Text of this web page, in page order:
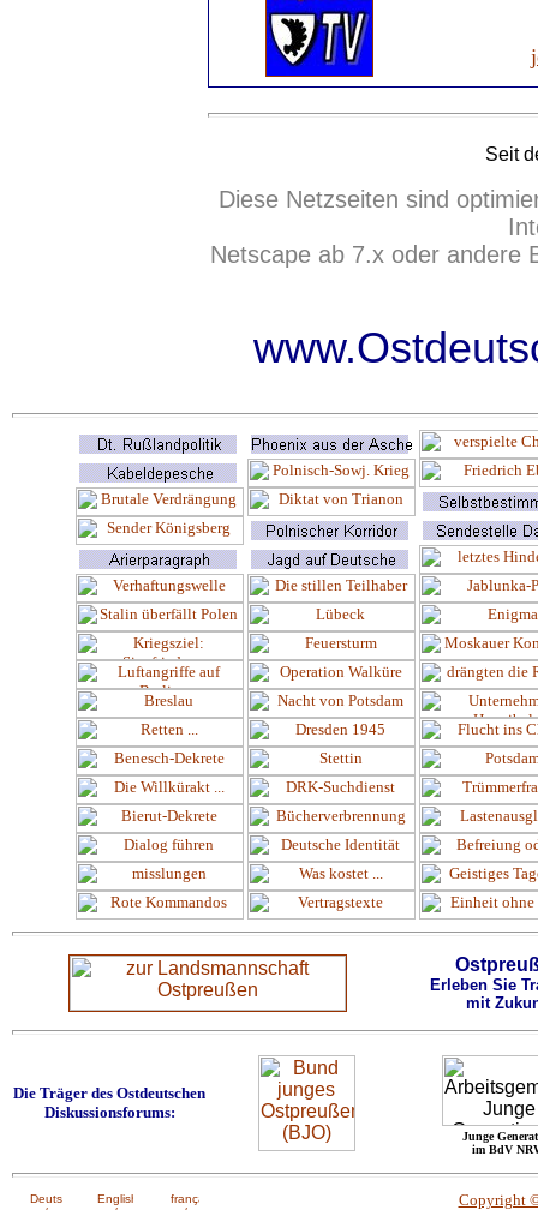
Seit
Diese Netzseiten sind
Netscape ab 7.x oder andere
Erleben Sie
mit
Die Träger des Ostdeutschen
Diskussionsforums:
Junge
im BdV
Copyright